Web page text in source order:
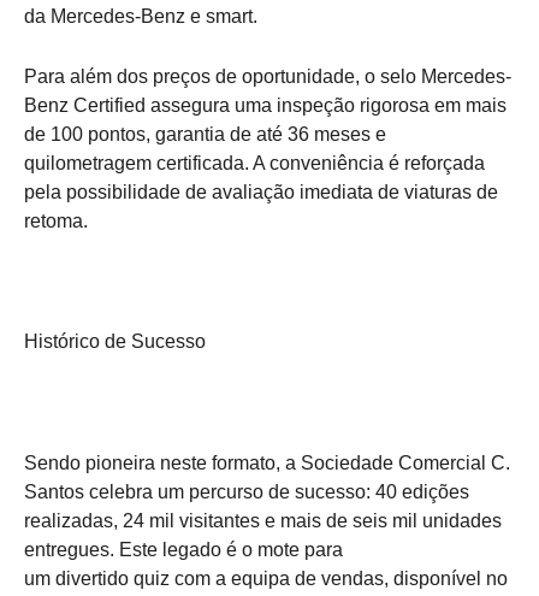
da Mercedes-Benz e smart.
Para além dos preços de oportunidade, o selo Mercedes-
Benz Certified assegura uma inspeção rigorosa em mais
de 100 pontos, garantia de até 36 meses e
quilometragem certificada. A conveniência é reforçada
pela possibilidade de avaliação imediata de viaturas de
retoma.
Histórico de Sucesso
Sendo pioneira neste formato, a Sociedade Comercial C.
Santos celebra um percurso de sucesso: 40 edições
realizadas, 24 mil visitantes e mais de seis mil unidades
entregues. Este legado é o mote para
um divertido quiz com a equipa de vendas, disponível no